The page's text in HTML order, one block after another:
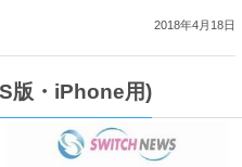
2018年4月18日
版・iPhone用)